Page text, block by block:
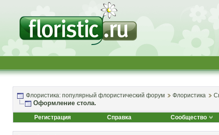
Флористика: популярный флористический форум Флористика
Оформление стола.
Регистрация Справка Сообщество